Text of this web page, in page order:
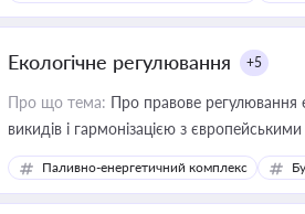
Екологічне регулювання +5
Про що тема: Про правове регулювання
викидів і гармонізацією з
Паливно-енергетичний комплекс